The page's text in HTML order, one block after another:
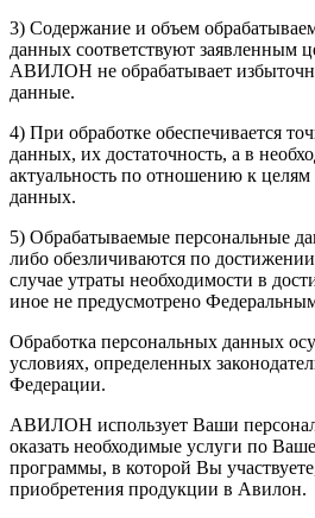
3) Содержание и объем
данных соответствуют заявленным
АВИЛОН не обрабатывает
данные.
4) При обработке обеспечивается
данных, их достаточность, а в
актуальность по отношению к
данных.
5) Обрабатываемые персональные
либо обезличиваются по
случае утраты необходимости в
иное не предусмотрено
Обработка персональных данных
условиях, определенных
Федерации.
АВИЛОН использует Ваши
оказать необходимые услуги по
программы, в которой Вы
приобретения продукции в Авилон.